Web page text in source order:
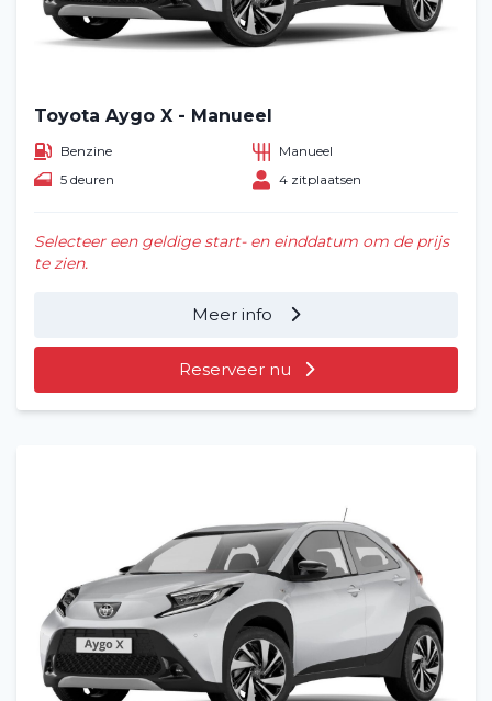
Toyota Aygo X - Manueel
Benzine
Manueel
5 deuren
4 zitplaatsen
Selecteer een geldige start- en einddatum om de prijs
te zien.
Meer info
Reserveer nu